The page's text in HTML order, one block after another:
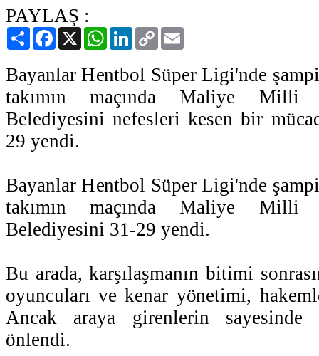
PAYLAŞ :
PaylaşFacebook
X WhatsAppLinkedIn
Copy
Link
Bayanlar Hentbol Süper Ligi'nde
takımın maçında Maliye Milli
Belediyesini nefesleri kesen bir
29 yendi.
Bayanlar Hentbol Süper Ligi'nde
takımın maçında Maliye Milli
Belediyesini 31-29 yendi.
Bu arada, karşılaşmanın bitimi
oyuncuları ve kenar yönetimi,
Ancak araya girenlerin sayesinde
önlendi.